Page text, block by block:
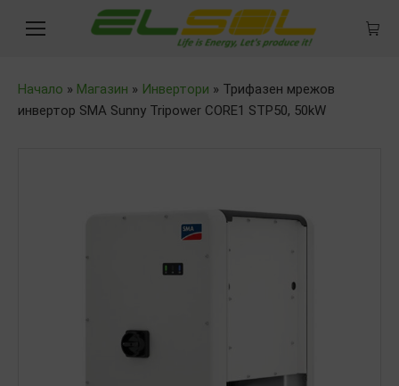
Начало » Магазин » Инвертори » Трифазен мрежов
инвертор SMA Sunny Tripower CORE1 STP50, 50kW